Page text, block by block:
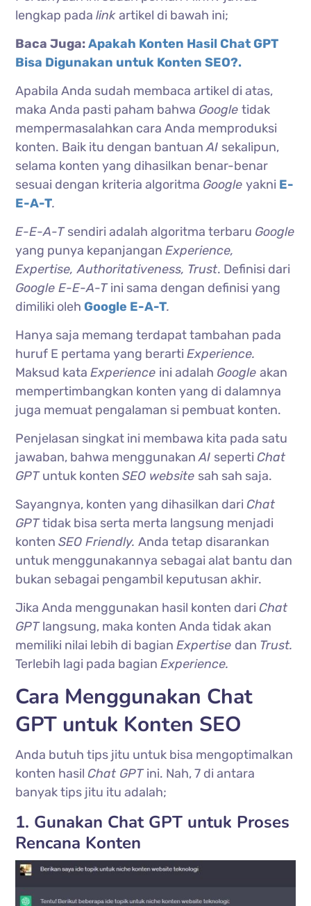
lengkap padalinkartikel di bawah ini;
Baca Juga:Apakah Konten Hasil Chat GPT
Bisa Digunakan untuk Konten SEO?.
Apabila Anda sudah membaca artikel di atas,
maka Anda pasti paham bahwa Googletidak
mempermasalahkan cara Anda memproduksi
konten. Baik itu dengan bantuanAI sekalipun,
selama konten yang dihasilkan benar-benar
sesuai dengan kriteria algoritma Googleyakni E-
E-A-T.
E-E-A-Tsendiri adalah algoritma terbaru Google
yang punya kepanjanganExperience,
Expertise, Authoritativeness, Trust. Definisi dari
Google E-E-A-Tini sama dengan definisi yang
dimiliki olehGoogle E-A-T.
Hanya saja memang terdapat tambahan pada
huruf E pertama yang berartiExperience.
Maksud kataExperience ini adalah Googleakan
mempertimbangkan konten yang di dalamnya
juga memuat pengalaman si pembuat konten.
Penjelasan singkat ini membawa kita pada satu
jawaban, bahwa menggunakanAI seperti Chat
GPTuntuk kontenSEO website sah sah saja.
Sayangnya, konten yang dihasilkan dari Chat
GPTtidak bisa serta merta langsung menjadi
kontenSEO Friendly.Anda tetap disarankan
untuk menggunakannya sebagai alat bantu dan
bukan sebagai pengambil keputusan akhir.
Jika Anda menggunakan hasil konten dari Chat
GPTlangsung, maka konten Anda tidak akan
memiliki nilai lebih di bagianExpertise dan Trust.
Terlebih lagi pada bagianExperience.
Cara Menggunakan Chat
GPT untuk Konten SEO
Anda butuh tips jitu untuk bisa mengoptimalkan
konten hasil Chat GPTini. Nah, 7 di antara
banyak tips jitu itu adalah;
1. Gunakan Chat GPT untuk Proses
Rencana Konten